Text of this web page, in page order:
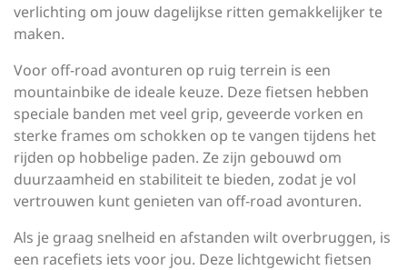
verlichting om jouw dagelijkse ritten gemakkelijker te
maken.
Voor off-road avonturen op ruig terrein is een
mountainbike de ideale keuze. Deze fietsen hebben
speciale banden met veel grip, geveerde vorken en
sterke frames om schokken op te vangen tijdens het
rijden op hobbelige paden. Ze zijn gebouwd om
duurzaamheid en stabiliteit te bieden, zodat je vol
vertrouwen kunt genieten van off-road avonturen.
Als je graag snelheid en afstanden wilt overbruggen, is
een racefiets iets voor jou. Deze lichtgewicht fietsen